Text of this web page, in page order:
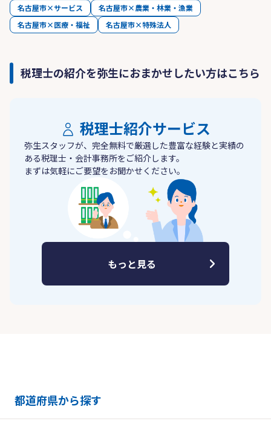
名古屋市×サービス
名古屋市×農業・林業・漁業
名古屋市×医療・福祉
名古屋市×特殊法人
税理士の紹介を弥生におまかせしたい方はこちら
税理士紹介サービス
弥生スタッフが、完全無料で厳選した豊富な経験と実績の
ある税理士・会計事務所をご紹介します。
まずは気軽にご要望をお聞かせください。
もっと見る
都道府県から探す